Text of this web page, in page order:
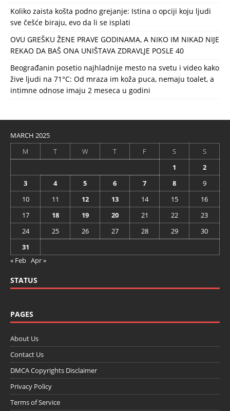
Koliko zaista košta podno grejanje: Istina o opciji koju ljudi
sve češće biraju, evo da li se isplati
OVU GREŠKU ŽENE PRAVE GODINAMA, A NIKO IM NIKAD NIJE
REKAO DA BAŠ ONA UNIŠTAVA ZDRAVLJE POSLE 40
Beograđanin posetio najhladnije mesto na svetu i video kako
žive ljudi na 71°C: Od mraza im koža puca, nemaju toalet, a
intimne odnose imaju 2 meseca u godini
MARCH 2025
M
T W T F S
S
1
2
3
4 5 6 7 8
9
10
11 12 13 14 15
16
17
18 19 20 21 22
23
24
25 26 27 28 29
30
31
« Feb Apr »
STATUS
PAGES
About Us
Contact Us
DMCA Copyrights Disclaimer
Privacy Policy
Terms of Service